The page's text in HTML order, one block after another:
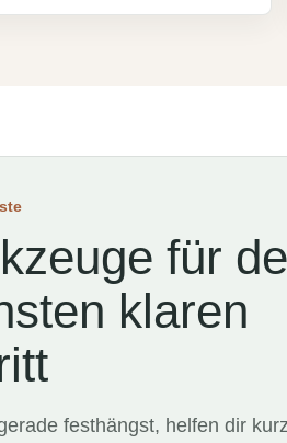
für
klaren
festhängst, helfen dir